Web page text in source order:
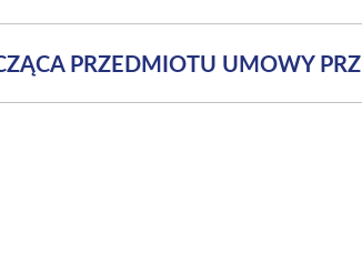
PRZEDMIOTU UMOWY